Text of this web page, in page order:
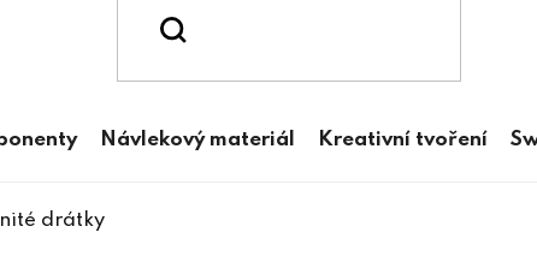
Návlekový materiál Kreativní tvoření
drátky